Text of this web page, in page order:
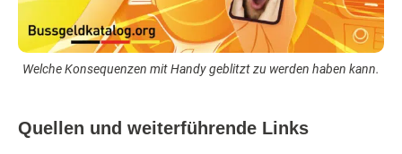
Welche Konsequenzen mit Handy geblitzt zu werden haben kann.
Quellen und weiterführende Links